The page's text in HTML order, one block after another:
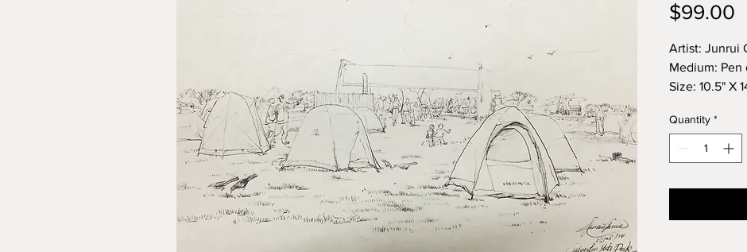
$99.00
Artist: Junrui
Medium:
Size: 10.5" X
画种：中性笔
作者：常君睿
尺寸： 10.5" X
Quantity *